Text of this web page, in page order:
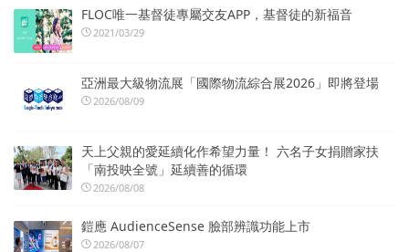
FLOC唯一基督徒專屬交友APP，基督徒的新福音
2021/03/29
亞洲最大級物流展「國際物流綜合展2026」即將登場
2026/08/09
天上父親的愛延續化作希望力量！ 六名子女捐贈家扶
「南投映全號」延續善的循環
2026/08/08
鎧應 AudienceSense 臉部辨識功能上市
2026/08/07